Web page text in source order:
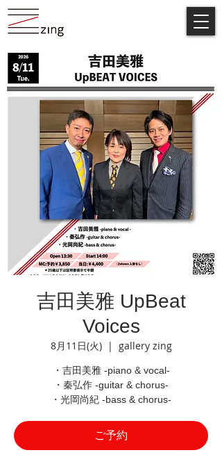
吉田美雅 UpBeat
Voices
8月11日(火)
  |
gallery zing
・吉田美雅 -piano & vocal-
・秦弘作 -guitar & chorus-
・光岡尚紀 -bass & chorus-
ご予約